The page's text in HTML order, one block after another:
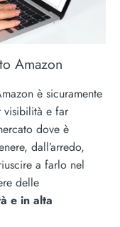
Amazon
è sicuramente
visibilità e far
dove è
dall’arredo,
a farlo nel
delle
e in alta